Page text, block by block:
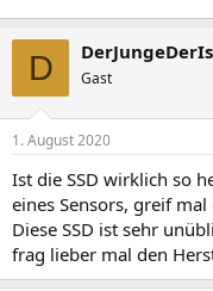
D Gast
1. August 2020
Ist die SSD wirklich so
eines Sensors, greif mal
Diese SSD ist sehr
frag lieber mal den